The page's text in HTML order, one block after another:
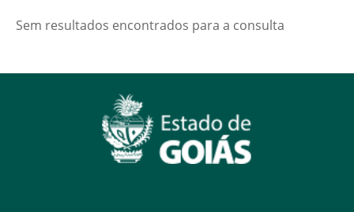
Sem resultados encontrados para a consulta